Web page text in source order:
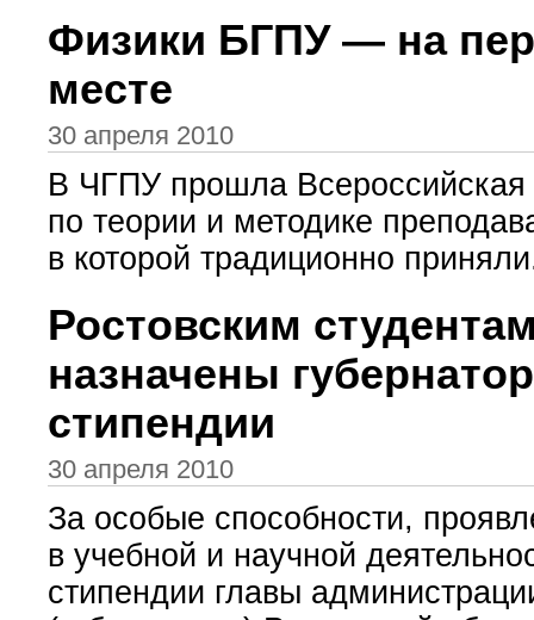
Физики БГПУ — на
месте
30 апреля 2010
В ЧГПУ прошла
по теории и методике
в которой традиционно
Ростовским
назначены
стипендии
30 апреля 2010
За особые способности,
в учебной и научной
стипендии главы